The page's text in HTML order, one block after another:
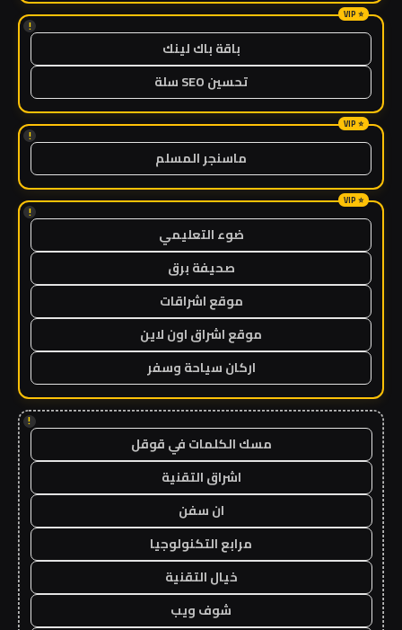
!
باقة باك لينك
تحسين SEO سلة
!
ماسنجر المسلم
!
ضوء التعليمي
صحيفة برق
موقع اشراقات
موقع اشراق اون لاين
اركان سياحة وسفر
!
مسك الكلمات في قوقل
اشراق التقنية
ان سفن
مرابع التكنولوجيا
خيال التقنية
شوف ويب